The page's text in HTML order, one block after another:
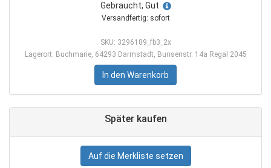
Gebraucht, Gut
Versandfertig: sofort
SKU: 3296189_fb3_2x
Lagerort: Buchmarie, 64293 Darmstadt, Bunsenstr. 14a Regal 2045
In den Warenkorb
Später kaufen
Auf die Merkliste setzen